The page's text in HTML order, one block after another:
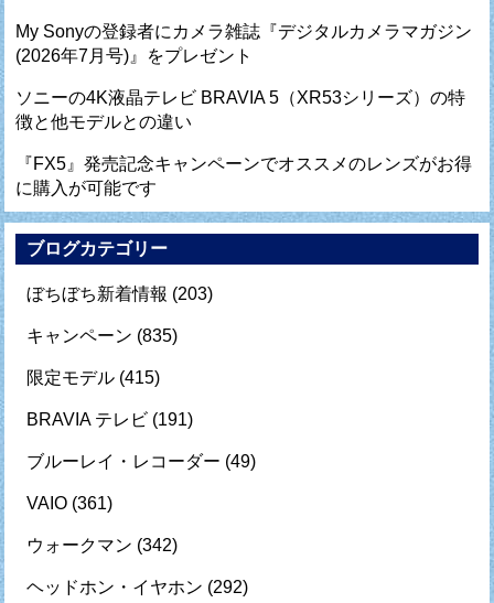
My Sonyの登録者にカメラ雑誌『デジタルカメラマガジン
(2026年7月号)』をプレゼント
ソニーの4K液晶テレビ BRAVIA 5（XR53シリーズ）の特
徴と他モデルとの違い
『FX5』発売記念キャンペーンでオススメのレンズがお得
に購入が可能です
ブログカテゴリー
ぼちぼち新着情報 (203)
キャンペーン (835)
限定モデル (415)
BRAVIA テレビ (191)
ブルーレイ・レコーダー (49)
VAIO (361)
ウォークマン (342)
ヘッドホン・イヤホン (292)